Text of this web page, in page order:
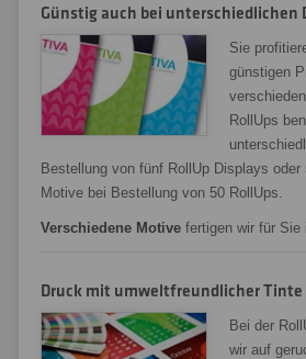
Günstig auch bei unterschiedlichen
Sie
günstigen
RollUps
Bestellung von fünf RollUp Displays
Motive bei Bestellung von 50 RollUps.
Verschiedene Motive fertigen wir für
Druck mit umweltfreundlicher Tinte
Bei der
wir auf